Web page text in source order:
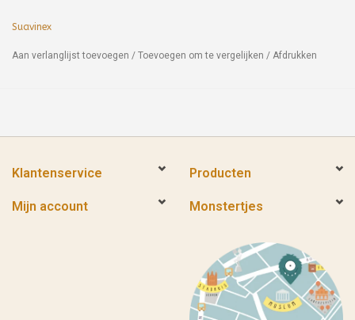
Suavinex
Aan verlanglijst toevoegen / Toevoegen om te vergelijken / Afdrukken
Klantenservice Producten
Mijn account Monstertjes